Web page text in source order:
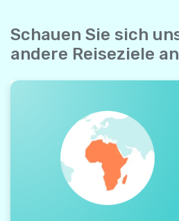
Schauen Sie sich
andere Reiseziele